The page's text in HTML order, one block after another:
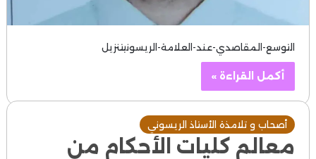
التوسع-المقاصدي-عند-العلامة-الريسونيتنزيل
أكمل القراءة »
أصحاب و تلامذة الأستاذ الريسوني
معالم كليات الأحكام من